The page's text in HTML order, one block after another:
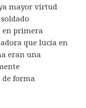
mayor virtud
en primera
que lucía en
eran una
forma